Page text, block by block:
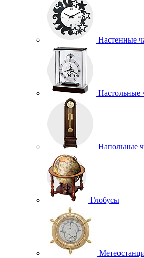
Настенные
Настольные
Напольные
Глобусы